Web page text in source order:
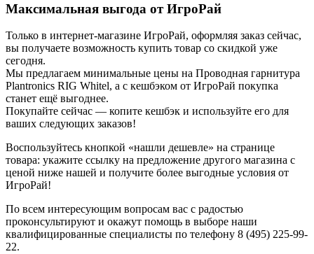
Максимальная выгода от ИгроРай
Только в интернет-магазине ИгроРай, оформляя заказ сейчас,
вы получаете возможность купить товар со скидкой уже
сегодня.
Мы предлагаем минимальные цены на Проводная гарнитура
Plantronics RIG Whitel, а с кешбэком от ИгроРай покупка
станет ещё выгоднее.
Покупайте сейчас — копите кешбэк и используйте его для
ваших следующих заказов!
Воспользуйтесь кнопкой «нашли дешевле» на странице
товара: укажите ссылку на предложение другого магазина с
ценой ниже нашей и получите более выгодные условия от
ИгроРай!
По всем интересующим вопросам вас с радостью
проконсультируют и окажут помощь в выборе наши
квалифицированные специалисты по телефону 8 (495) 225-99-
22.